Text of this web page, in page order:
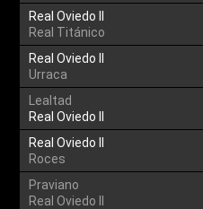
Real Oviedo II
Real Titánico
Real Oviedo II
Urraca
Lealtad
Real Oviedo II
Real Oviedo II
Roces
Praviano
Real Oviedo II